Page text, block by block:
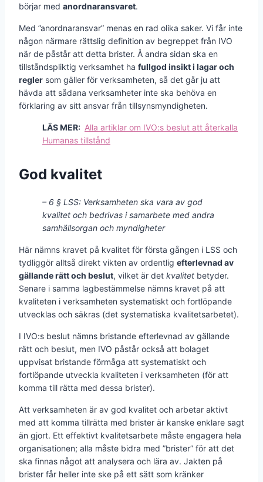
börjar med anordnaransvaret.
Med ”anordnaransvar” menas en rad olika saker. Vi får inte
någon närmare rättslig definition av begreppet från IVO
när de påstår att detta brister. Å andra sidan ska en
tillståndspliktig verksamhet ha fullgod insikt i lagar och
regler som gäller för verksamheten, så det går ju att
hävda att sådana verksamheter inte ska behöva en
förklaring av sitt ansvar från tillsynsmyndigheten.
LÄS MER: Alla artiklar om IVO:s beslut att återkalla
Humanas tillstånd
God kvalitet
– 6 § LSS: Verksamheten ska vara av god
kvalitet och bedrivas i samarbete med andra
samhällsorgan och myndigheter
Här nämns kravet på kvalitet för första gången i LSS och
tydliggör alltså direkt vikten av ordentlig efterlevnad av
gällande rätt och beslut, vilket är det kvalitet betyder.
Senare i samma lagbestämmelse nämns kravet på att
kvaliteten i verksamheten systematiskt och fortlöpande
utvecklas och säkras (det systematiska kvalitetsarbetet).
I IVO:s beslut nämns bristande efterlevnad av gällande
rätt och beslut, men IVO påstår också att bolaget
uppvisat bristande förmåga att systematiskt och
fortlöpande utveckla kvaliteten i verksamheten (för att
komma till rätta med dessa brister).
Att verksamheten är av god kvalitet och arbetar aktivt
med att komma tillrätta med brister är kanske enklare sagt
än gjort. Ett effektivt kvalitetsarbete måste engagera hela
organisationen; alla måste bidra med ”brister” för att det
ska finnas något att analysera och lära av. Jakten på
brister får heller inte ske på ett sätt som kränker